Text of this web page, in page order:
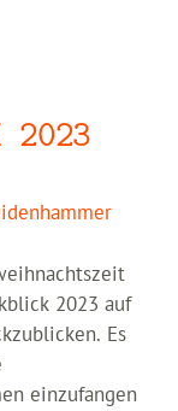
2023
2023 auf
Es
einzufangen